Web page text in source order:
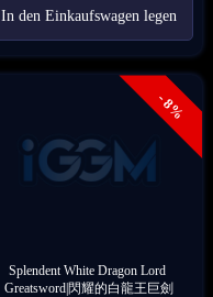
In den Einkaufswagen legen
- 8%
Splendent White Dragon Lord
Greatsword|閃耀的白龍王巨劍